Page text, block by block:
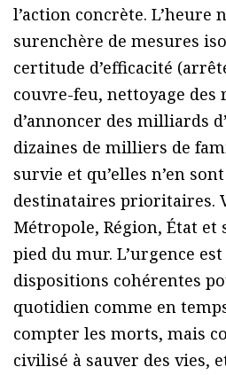
l’action concrète. L’heure
surenchère de mesures
certitude d’efficacité
couvre-feu, nettoyage
d’annoncer des milliards
dizaines de milliers de
survie et qu’elles n’en
destinataires prioritaires.
Métropole, Région, État et
pied du mur. L’urgence
dispositions cohérentes
quotidien comme en
compter les morts, mais
civilisé à sauver des vies,